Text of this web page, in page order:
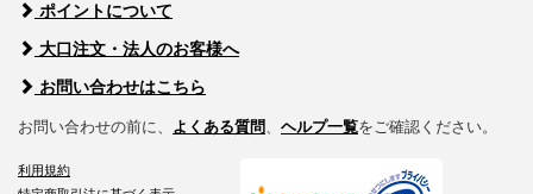
ポイントについて
大口注文・法人のお客様へ
お問い合わせはこちら
お問い合わせの前に、 よくある質問、 ヘルプ一覧をご確認ください。
利用規約